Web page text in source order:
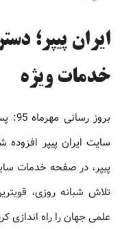
ایران پیپر؛
خدمات ویژه
سایت ایران پیپر
پیپر، در صفحه خدمات
تلاش شبانه روزی،
علمی جهان را راه اندازی